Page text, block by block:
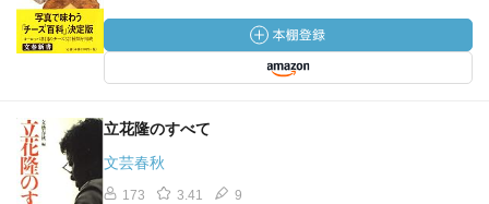
立花隆のすべて
文芸春秋
173 3.41 9